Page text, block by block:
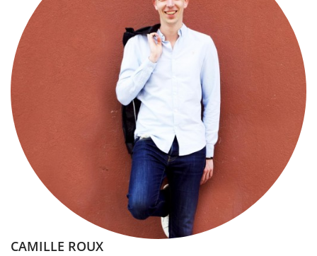
CAMILLE ROUX